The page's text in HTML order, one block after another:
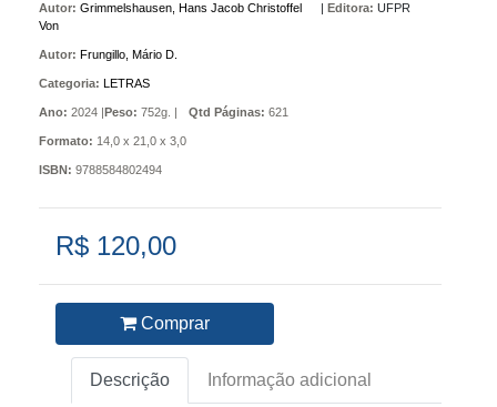
Autor: Grimmelshausen, Hans Jacob Christoffel
Von
Autor: Frungillo, Mário D.
|Editora: UFPR
Categoria: LETRAS
Ano: 2024 |Peso: 752g. | Qtd Páginas: 621
Formato: 14,0 x 21,0 x 3,0
ISBN: 9788584802494
R$ 120,00
Comprar
Descrição Informação adicional